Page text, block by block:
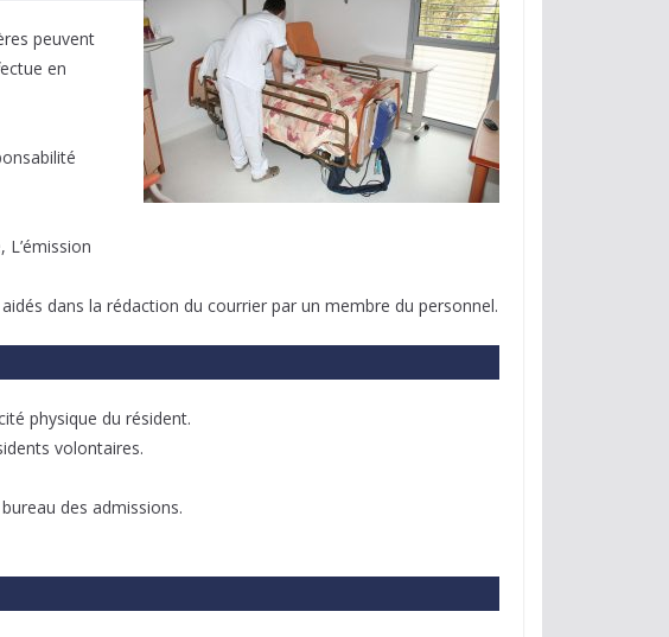
peuvent
en
dans la rédaction du courrier par un membre du personnel.
physique du résident.
volontaires.
des admissions.